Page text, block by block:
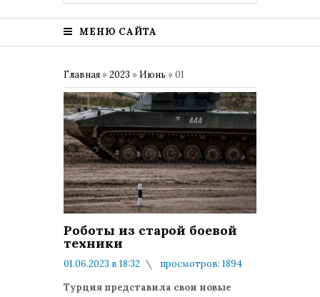
МЕНЮ САЙТА
Главная »2023 » Июнь »01
Роботы из старой боевой
техники
01.06.2023 в 18:32
просмотров: 1894
Турция представила свои новые